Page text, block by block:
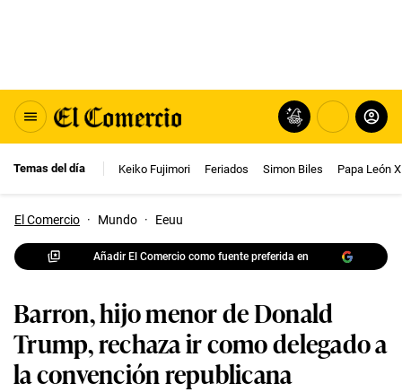
Temas del día Keiko Fujimori Feriados Simon Biles Papa León
El Comercio · Mundo · Eeuu
Añadir El Comercio como fuente preferida en
Barron, hijo menor de Donald
Trump, rechaza ir como delegado a
la convención republicana